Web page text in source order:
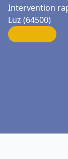
Intervention
Luz (64500)